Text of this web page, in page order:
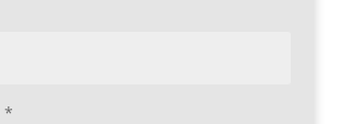
*